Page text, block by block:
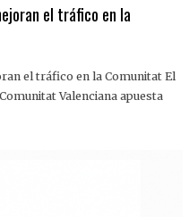
el tráfico en la
el tráfico en la Comunitat El
Valenciana apuesta